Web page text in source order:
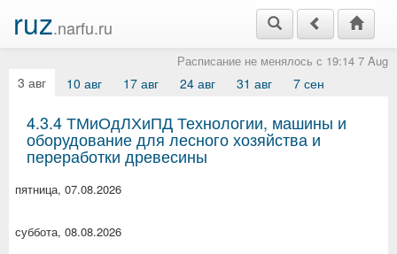
ruz.narfu.ru
Расписание не менялось с 19:14 7 Aug
3 авг 10 авг 17 авг 24 авг 31 авг 7 сен
4.3.4 ТМиОдЛХиПД Технологии, машины и
оборудование для лесного хозяйства и
переработки древесины
пятница, 07.08.2026
суббота, 08.08.2026